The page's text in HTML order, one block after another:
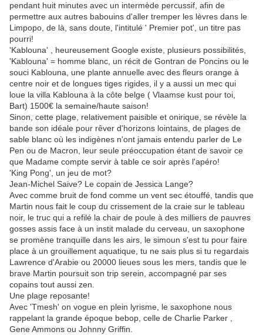
pendant huit minutes avec un intermède percussif, afin de
permettre aux autres babouins d'aller tremper les lèvres dans le
Limpopo, de là, sans doute, l'intitulé ' Premier pot', un titre pas
pourri!
'Kablouna' , heureusement Google existe, plusieurs possibilités,
'Kablouna' = homme blanc, un récit de Gontran de Poncins ou le
souci Kablouna, une plante annuelle avec des fleurs orange à
centre noir et de longues tiges rigides, il y a aussi un mec qui
loue la villa Kablouna à la côte belge ( Vlaamse kust pour toi,
Bart) 1500€ la semaine/haute saison!
Sinon, cette plage, relativement paisible et onirique, se révèle la
bande son idéale pour rêver d'horizons lointains, de plages de
sable blanc où les indigènes n'ont jamais entendu parler de Le
Pen ou de Macron, leur seule préoccupation étant de savoir ce
que Madame compte servir à table ce soir après l'apéro!
'King Pong', un jeu de mot?
Jean-Michel Saive? Le copain de Jessica Lange?
Avec comme bruit de fond comme un vent sec étouffé, tandis que
Martin nous fait le coup du crissement de la craie sur le tableau
noir, le truc qui a refilé la chair de poule à des milliers de pauvres
gosses assis face à un instit malade du cerveau, un saxophone
se promène tranquille dans les airs, le simoun s'est tu pour faire
place à un grouillement aquatique, tu ne sais plus si tu regardais
Lawrence d'Arabie ou 20000 lieues sous les mers, tandis que le
brave Martin poursuit son trip serein, accompagné par ses
copains tout aussi zen.
Une plage reposante!
Avec 'Tmesh' on vogue en plein lyrisme, le saxophone nous
rappelant la grande époque bebop, celle de Charlie Parker ,
Gene Ammons ou Johnny Griffin.